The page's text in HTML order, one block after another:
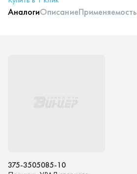
АналогиОписаниеПрименяемость
375-3505085-10